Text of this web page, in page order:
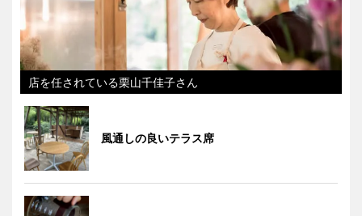
店を任されている栗山千佳子さん
風通しの良いテラス席